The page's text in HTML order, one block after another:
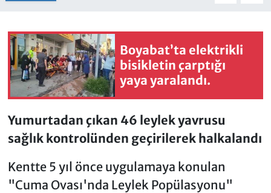
Boyabat’ta elektrikli
bisikletin çarptığı
yaya yaralandı.
Yumurtadan çıkan 46 leylek yavrusu
sağlık kontrolünden geçirilerek halkalandı
Kentte 5 yıl önce uygulamaya konulan
"Cuma Ovası'nda Leylek Popülasyonu"